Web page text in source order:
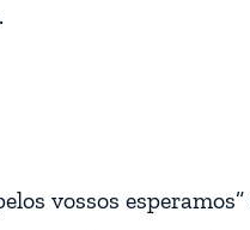
vossos